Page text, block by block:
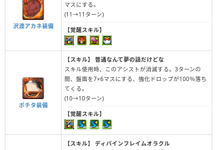
沢渡アカネ装備
マスにする。
(11→11ターン)
【覚醒スキル】
ポチタ装備
【スキル】
普通なんて夢の話だけどな
スキル使用時、このアシストが消滅する。3ターンの
間、盤面を7×6マスにする、強化ドロップが100％落ち
てくる。
(10→10ターン)
【覚醒スキル】
【スキル】
ディバインフレイムオラクル